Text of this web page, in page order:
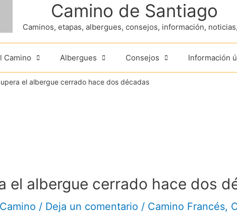
Camino de Santiago
Caminos, etapas, albergues, consejos, información,
Camino Albergues Consejos Información
el albergue cerrado hace dos décadas
el albergue cerrado hace dos
/ Deja un comentario / Camino Francés,